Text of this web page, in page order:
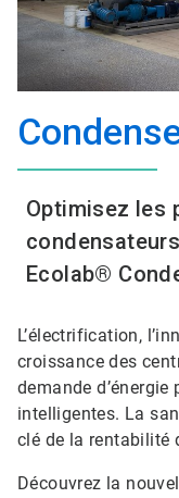
Optimisez les
Ecolab®
L’électrification,
croissance des
demande d’énergie
intelligentes. La
clé de la rentabilité
Découvrez la